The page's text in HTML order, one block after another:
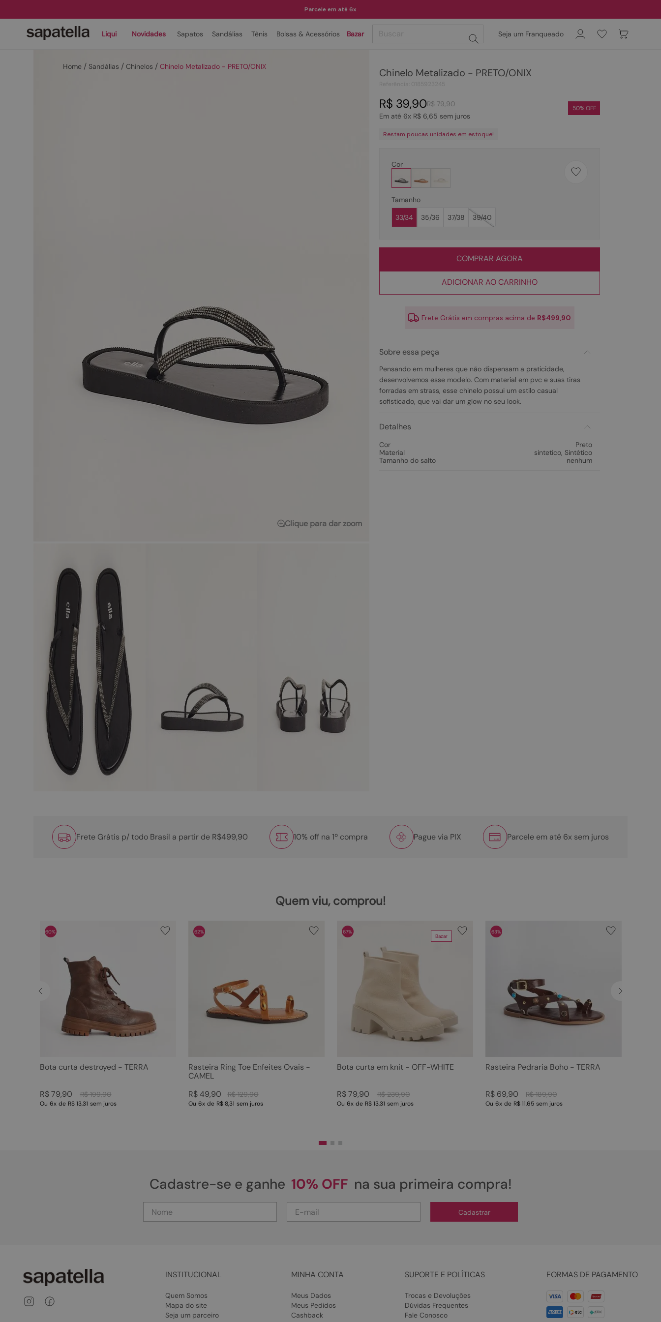
Parcele em até 6x
Liqui Novidades Sapatos Sandálias Tênis Bolsas & Acessórios Bazar Seja um Franqueado
Sandálias Chinelos Chinelo Metalizado - PRETO/ONIX
Clique para dar zoom
Chinelo Metalizado - PRETO/ONIX
R$ 79,90
R$ 39,90
Em até 6x R$ 6,65 sem juros
50% OFF
Restam poucas unidades em estoque!
Cor
Tamanho
33/34
35/36 37/38 39/40
COMPRAR AGORA
ADICIONAR AO CARRINHO
Frete Grátis em compras acima de R$499,90
Sobre essa peça
Pensando em mulheres que não dispensam a praticidade,
desenvolvemos esse modelo. Com material em pvc e suas tiras
forradas em strass, esse chinelo possui um estilo casual
sofisticado, que vai dar um glow no seu look.
Detalhes
Cor
Preto
Material
sintetico, Sintético
Tamanho do salto
nenhum
Frete Grátis p/ todo Brasil a partir de R$499,90 10% off na 1º compra Pague via PIX Parcele em até 6x sem juros
Quem viu, comprou!
60%
Bota curta destroyed - TERRA
R$ 199,90
R$ 79,90
Ou 6x de R$ 13,31 sem juros
62%
Rasteira Ring Toe Enfeites Ovais -
CAMEL
R$ 129,90
R$ 49,90
Ou 6x de R$ 8,31 sem juros
Bazar
67%
Bota curta em knit - OFF-WHITE
R$ 239,90
R$ 79,90
Ou 6x de R$ 13,31 sem juros
63%
Rasteira Pedraria Boho - TERRA
R$ 189,90
R$ 69,90
Ou 6x de R$ 11,65 sem juros
Cadastre-se e ganhe 10% OFF na sua primeira compra!
Cadastrar
INSTITUCIONAL
Quem Somos
Mapa do site
Seja um parceiro
MINHA CONTA
Meus Dados
Meus Pedidos
Cashback
SUPORTE E POLÍTICAS
Trocas e Devoluções
Dúvidas Frequentes
Fale Conosco
FORMAS DE PAGAMENTO